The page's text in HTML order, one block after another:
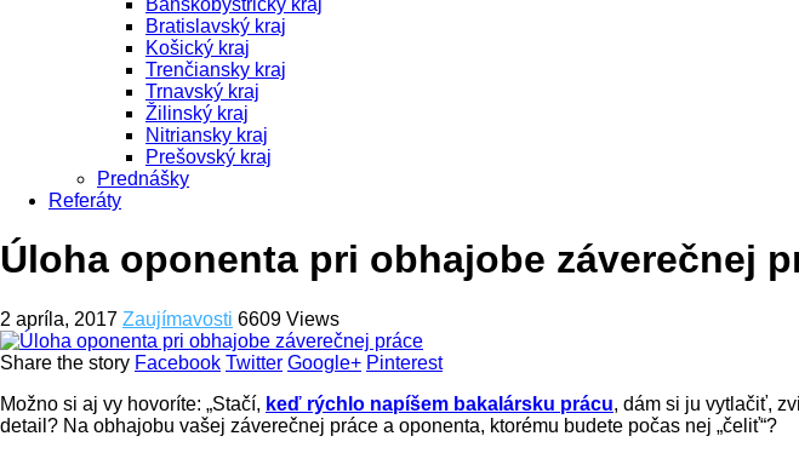
Banskobystrický kraj
Bratislavský kraj
Košický kraj
Trenčiansky kraj
Trnavský kraj
Žilinský kraj
Nitriansky kraj
Prešovský kraj
Prednášky
Referáty
Úloha oponenta pri obhajobe záverečnej
2 apríla, 2017 Zaujímavosti 6609 Views
Share the story Facebook Twitter Google+ Pinterest
Možno si aj vy hovoríte: „Stačí, keď rýchlo napíšem bakalársku prácu, dám si ju vytlačiť,
detail? Na obhajobu vašej záverečnej práce a oponenta, ktorému budete počas nej „čeliť“?